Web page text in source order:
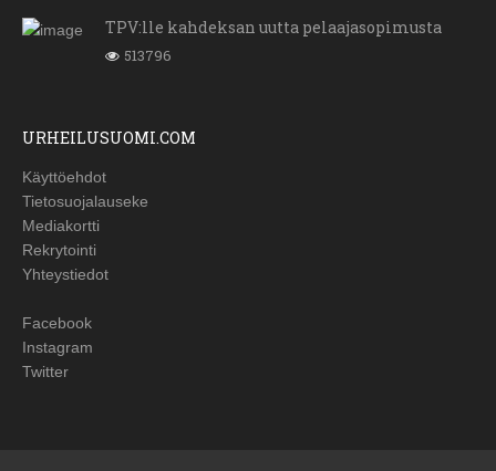
TPV:lle kahdeksan uutta pelaajasopimusta
513796
URHEILUSUOMI.COM
Käyttöehdot
Tietosuojalauseke
Mediakortti
Rekrytointi
Yhteystiedot
Facebook
Instagram
Twitter